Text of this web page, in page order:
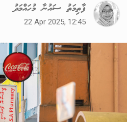
ފާތިމަތު ސައުނާ މުހައްމަދު
22 Apr 2025, 12:45